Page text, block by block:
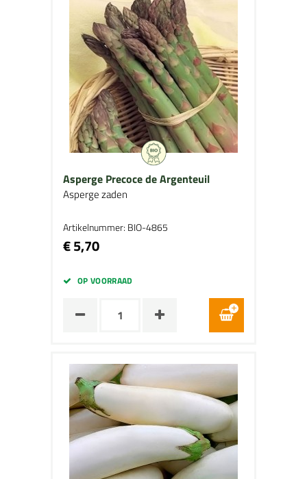
Asperge Precoce de Argenteuil
Asperge zaden
Artikelnummer: BIO-4865
€ 5,70
OP VOORRAAD